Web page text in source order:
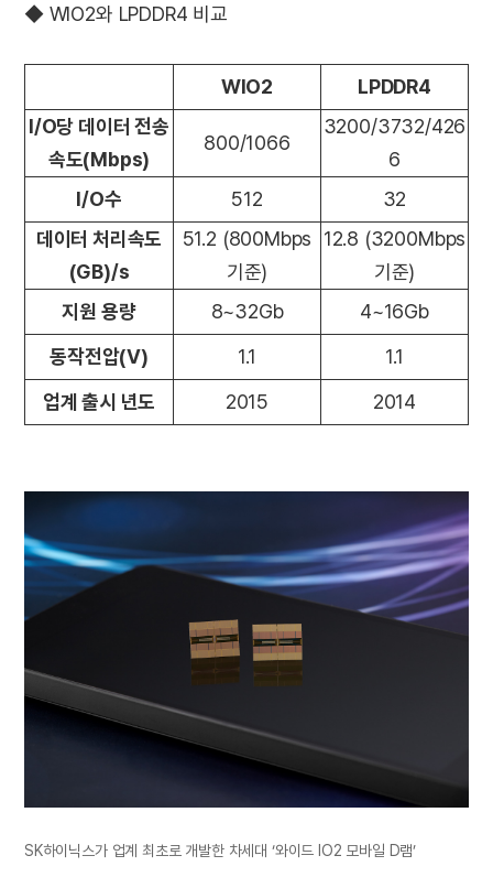
◆ WIO2와 LPDDR4 비교
WIO2
LPDDR4
I/O당 데이터 전송
속도(Mbps)
800/1066
3200/3732/426
6
I/O수
512
32
데이터 처리속도
(GB)/s
51.2 (800Mbps
기준)
12.8 (3200Mbps
기준)
지원 용량
8~32Gb
4~16Gb
동작전압(V)
1.1
1.1
업계 출시 년도
2015 2014
SK하이닉스가 업계 최초로 개발한 차세대 ‘와이드 IO2 모바일 D램’